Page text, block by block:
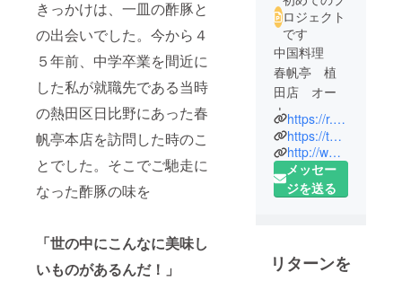
きっかけは、一皿の酢豚と
の出会いでした。今から４
５年前、中学卒業を間近に
した私が就職先である当時
の熱田区日比野にあった春
帆亭本店を訪問した時のこ
とでした。そこでご馳走に
なった酢豚の味を
「世の中にこんなに美味し
いものがあるんだ！」
ロジェクト
です
中国料理
春帆亭 植
田店 オー
ナー
https://r.gnavi.co.jp/n005100/
https://tabelog.com/aichi/A2301/A230111/23003340/
http://www.syunpantei.com
メッセー
ジを送る
リターンを